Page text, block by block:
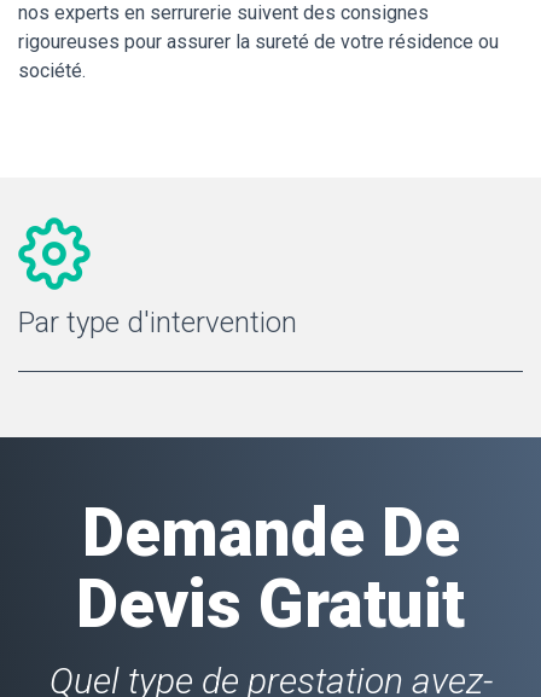
nos experts en serrurerie suivent des consignes
rigoureuses pour assurer la sureté de votre résidence ou
société.
Par type d'intervention
Demande De
Devis Gratuit
Quel type de prestation avez-